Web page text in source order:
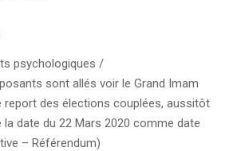
psychologiques /
sont allés voir le Grand Imam
report des élections couplées, aussitôt
la date du 22 Mars 2020 comme date
– Référendum)